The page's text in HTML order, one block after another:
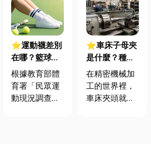
⭐運動襪差別
在哪？籃球、
慢跑、排球襪
挑選全攻略，
穿對了運動不
根據教育部體
育署「民眾運
動現況調查」
⭐車床子母夾
是什麼？種
類、規格挑選
與台灣採購推
薦完整指南
在精密機械加
工的世界裡，
車床夾頭就像